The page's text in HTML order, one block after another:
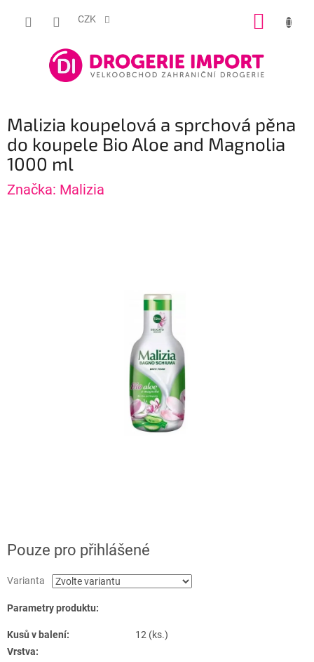
CZK
Malizia koupelová a sprchová pěna
do koupele Bio Aloe and Magnolia
1000 ml
Značka: Malizia
Pouze pro přihlášené
Varianta
Parametry produktu:
Kusů v balení:
12 (ks.)
Vrstva: